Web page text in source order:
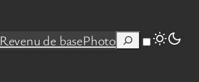
Revenu de basePhotoRechercher